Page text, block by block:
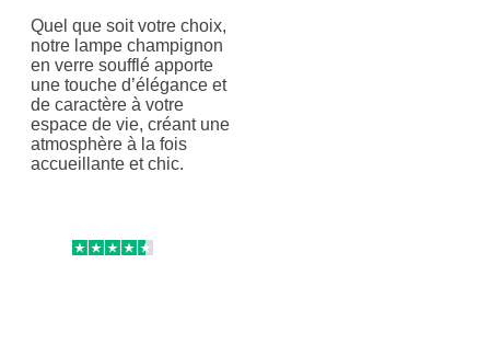
Quel que soit votre choix,
notre lampe champignon
en verre soufflé apporte
une touche d’élégance et
de caractère à votre
espace de vie, créant une
atmosphère à la fois
accueillante et chic.